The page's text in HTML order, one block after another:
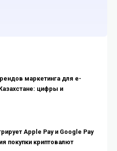
маркетинга для e-
цифры и
и Google Pay
покупки криптовалют